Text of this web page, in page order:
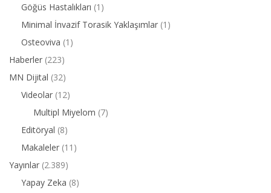
Göğüs Hastalıkları (1)
Minimal İnvazif Torasik Yaklaşımlar (1)
Osteoviva (1)
Haberler (223)
MN Dijital (32)
Videolar (12)
Multipl Miyelom (7)
Editöryal (8)
Makaleler (11)
Yayınlar (2.389)
Yapay Zeka (8)